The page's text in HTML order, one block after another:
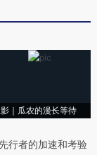
｜瓜农的漫长等待
行者的加速和考验